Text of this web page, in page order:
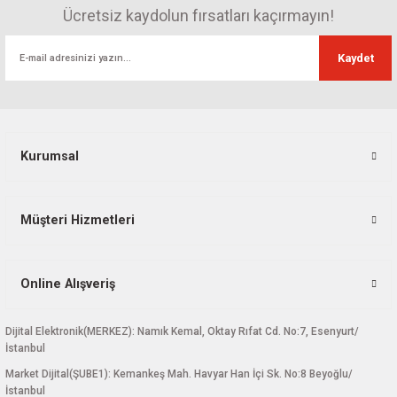
Ürün bilgilerinde hatalar bulunuyor.
Ürün fiyatı diğer sitelerden daha pahalı.
Bu ürüne benzer farklı alternatifler olmalı.
Ücretsiz kaydolun fırsatları kaçırmayın!
Kaydet
Kurumsal
Müşteri Hizmetleri
Online Alışveriş
Dijital Elektronik(MERKEZ): Namık Kemal, Oktay Rıfat Cd. No:7, Esenyurt/
İstanbul
Market Dijital(ŞUBE1): Kemankeş Mah. Havyar Han İçi Sk. No:8 Beyoğlu/
İstanbul